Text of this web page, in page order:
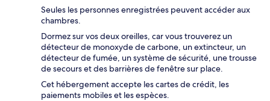
Seules les personnes enregistrées peuvent accéder aux
chambres.
Dormez sur vos deux oreilles, car vous trouverez un
détecteur de monoxyde de carbone, un extincteur, un
détecteur de fumée, un système de sécurité, une trousse
de secours et des barrières de fenêtre sur place.
Cet hébergement accepte les cartes de crédit, les
paiements mobiles et les espèces.